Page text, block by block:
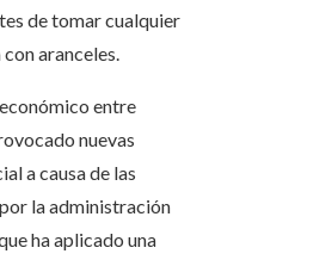
de tomar cualquier
aranceles.
entre
nuevas
a causa de las
la administración
ha aplicado una